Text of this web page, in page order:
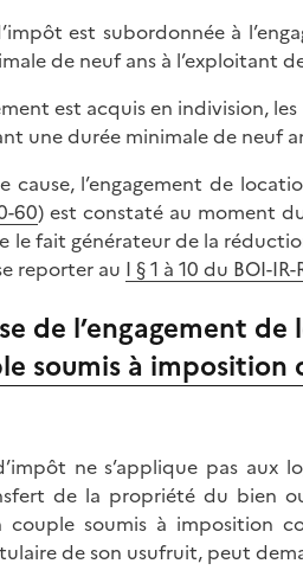
est subordonnée à
de neuf ans à l’exploitant
est acquis en indivision,
une durée minimale de neuf
cause, l’engagement de
60) est constaté au moment
le fait générateur de la
reporter au I § 1 à 10 du BOI-
de l’engagement
soumis à imposition
ne s’applique pas
de la propriété du bien
couple soumis à imposition
de son usufruit, peut